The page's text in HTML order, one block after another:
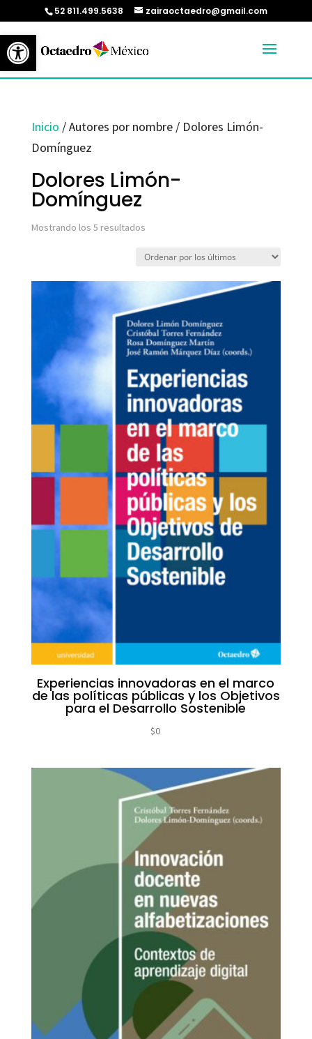
Abrir barra de herramientas
52 811.499.5638 zairaoctaedro@gmail.com
Inicio / Autores por nombre / Dolores Limón-
Domínguez
Dolores Limón-
Domínguez
Mostrando los 5 resultadosOrdenado
Experiencias innovadoras en el marco
de las políticas públicas y los Objetivos
para el Desarrollo Sostenible
$0